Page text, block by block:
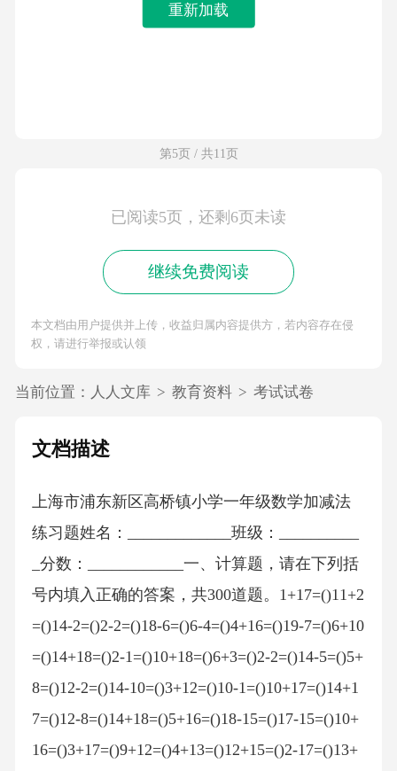
重新加载
第5页 / 共11页
已阅读5页，还剩6页未读
继续免费阅读
本文档由用户提供并上传，收益归属内容提供方，若内容存在侵
权，请进行举报或认领
当前位置： 人人文库 > 教育资料 > 考试试卷
文档描述
上海市浦东新区高桥镇小学一年级数学加减法
练习题姓名：_____________班级：__________
_分数：____________一、计算题，请在下列括
号内填入正确的答案，共300道题。1+17=()11+2
=()14-2=()2-2=()18-6=()6-4=()4+16=()19-7=()6+10
=()14+18=()2-1=()10+18=()6+3=()2-2=()14-5=()5+
8=()12-2=()14-10=()3+12=()10-1=()10+17=()14+1
7=()12-8=()14+18=()5+16=()18-15=()17-15=()10+
16=()3+17=()9+12=()4+13=()12+15=()2-17=()13+